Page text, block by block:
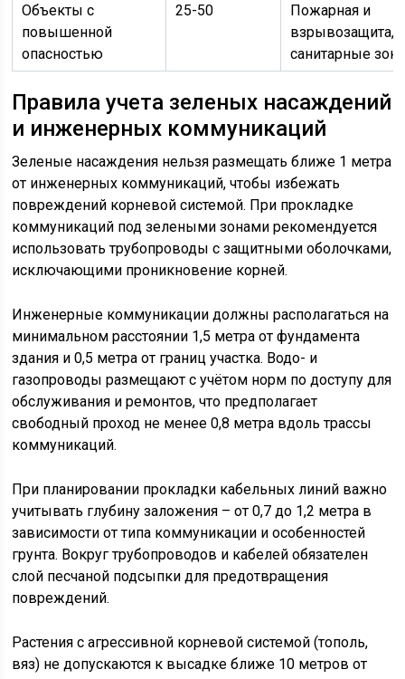
Объекты с
повышенной
опасностью
25-50
Пожарная и
взрывозащита,
санитарные
Правила учета зеленых насаждений
и инженерных коммуникаций
Зеленые насаждения нельзя размещать ближе 1 метра
от инженерных коммуникаций, чтобы избежать
повреждений корневой системой. При прокладке
коммуникаций под зелеными зонами рекомендуется
использовать трубопроводы с защитными оболочками,
исключающими проникновение корней.
Инженерные коммуникации должны располагаться на
минимальном расстоянии 1,5 метра от фундамента
здания и 0,5 метра от границ участка. Водо- и
газопроводы размещают с учётом норм по доступу для
обслуживания и ремонтов, что предполагает
свободный проход не менее 0,8 метра вдоль трассы
коммуникаций.
При планировании прокладки кабельных линий важно
учитывать глубину заложения – от 0,7 до 1,2 метра в
зависимости от типа коммуникации и особенностей
грунта. Вокруг трубопроводов и кабелей обязателен
слой песчаной подсыпки для предотвращения
повреждений.
Растения с агрессивной корневой системой (тополь,
вяз) не допускаются к высадке ближе 10 метров от